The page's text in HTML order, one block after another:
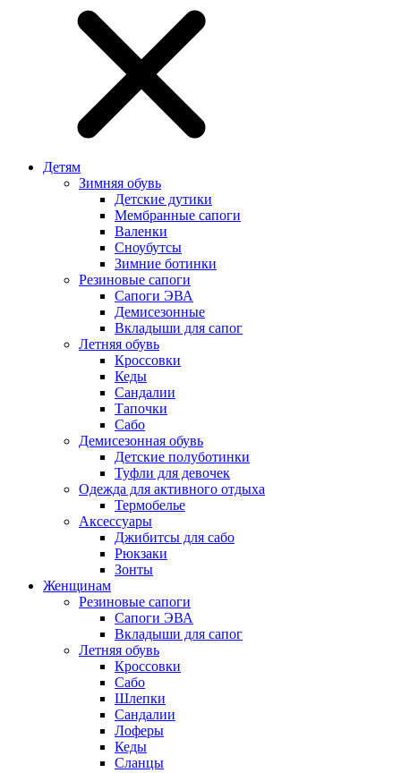
Детям
Зимняя обувь
Детские дутики
Мембранные сапоги
Валенки
Сноубутсы
Зимние ботинки
Резиновые сапоги
Сапоги ЭВА
Демисезонные
Вкладыши для сапог
Летняя обувь
Кроссовки
Кеды
Сандалии
Тапочки
Сабо
Демисезонная обувь
Детские полуботинки
Туфли для девочек
Одежда для активного отдыха
Термобелье
Аксессуары
Джибитсы для сабо
Рюкзаки
Зонты
Женщинам
Резиновые сапоги
Cапоги ЭВА
Вкладыши для сапог
Летняя обувь
Кроссовки
Сабо
Шлепки
Сандалии
Лоферы
Кеды
Сланцы